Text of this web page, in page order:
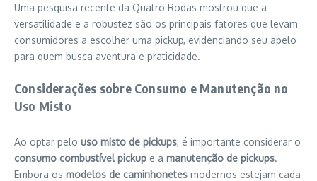
Uma pesquisa recente da Quatro Rodas mostrou que a
versatilidade e a robustez são os principais fatores que levam
consumidores a escolher uma pickup, evidenciando seu apelo
para quem busca aventura e praticidade.
Considerações sobre Consumo e Manutenção no
Uso Misto
Ao optar pelo uso misto de pickups, é importante considerar o
consumo combustível pickup e a manutenção de pickups.
Embora os modelos de caminhonetes modernos estejam cada